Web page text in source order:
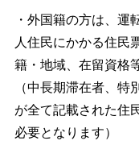
・外国籍の方は、運
人住民にかかる住民
籍・地域、在留資格
（中長期滞在者、特
が全て記載された住
必要となります）